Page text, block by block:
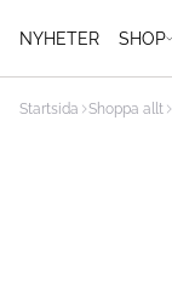
NYHETER SHOP
Startsida Shoppa allt